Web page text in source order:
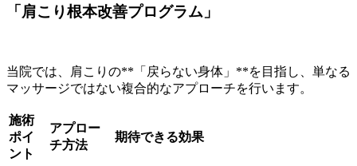
「肩こり根本改善プログラム」
当院では、肩こりの**「戻らない身体」**を目指し、単なる
マッサージではない複合的なアプローチを行います。
施術
ポイ
ント
アプロー
チ方法
期待できる効果